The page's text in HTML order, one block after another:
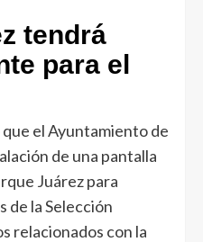
tendrá
para el
el Ayuntamiento de
de una pantalla
Juárez para
la Selección
relacionados con la